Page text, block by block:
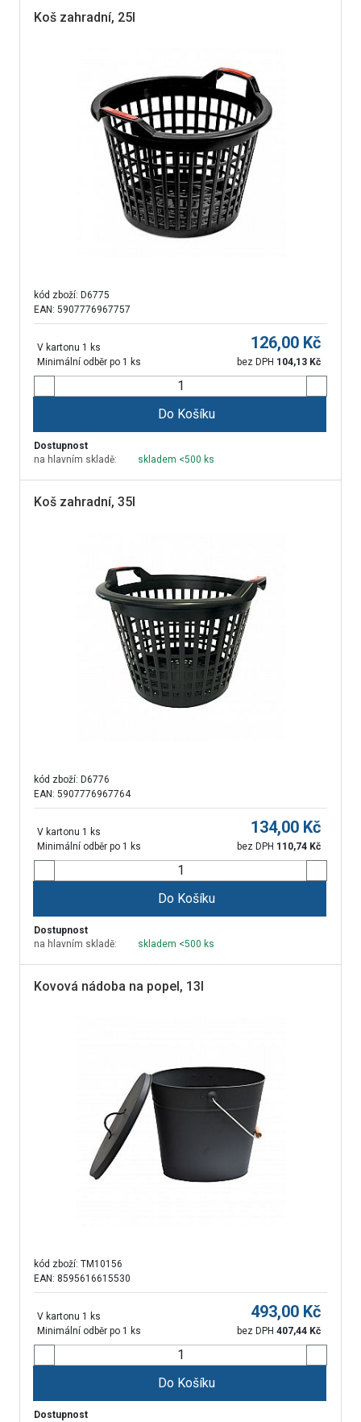
Koš zahradní, 25l
kód zboží: D6775
EAN: 5907776967757
V kartonu 1 ks
Minimální odběr po 1 ks
126,00 Kč
bez DPH 104,13 Kč
Do Košíku
Dostupnost
na hlavním skladě:
skladem <500 ks
Koš zahradní, 35l
kód zboží: D6776
EAN: 5907776967764
V kartonu 1 ks
Minimální odběr po 1 ks
134,00 Kč
bez DPH 110,74 Kč
Do Košíku
Dostupnost
na hlavním skladě:
skladem <500 ks
Kovová nádoba na popel, 13l
kód zboží: TM10156
EAN: 8595616615530
V kartonu 1 ks
Minimální odběr po 1 ks
493,00 Kč
bez DPH 407,44 Kč
Do Košíku
Dostupnost